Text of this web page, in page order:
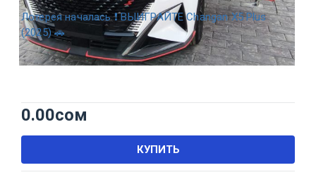
Лотерея началась ❗ ВЫИГРАЙТЕ Changan X5 Plus
(2025) 🚗
0.00сом
КУПИТЬ